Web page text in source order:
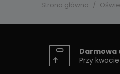
Strona główna
Darmowa
Przy